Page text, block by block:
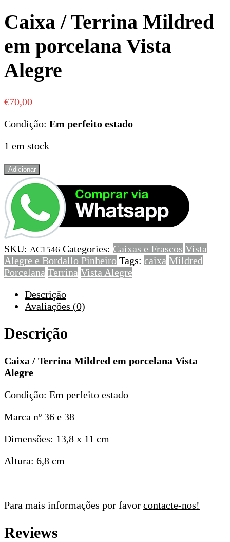
Caixa / Terrina Mildred
em porcelana Vista
Alegre
€70,00
Condição: Em perfeito estado
1 em stock
Quantidade
Caixa
/
Terrina
Mildred
em
porcelana
Vista
Alegre
Adicionar
SKU: AC1546 Categories: Caixas e Frascos Vista
Alegre e Bordallo Pinheiro Tags: caixa Mildred
Porcelana Terrina Vista Alegre
Descrição
Avaliações (0)
Descrição
Caixa / Terrina Mildred em porcelana Vista
Alegre
Condição: Em perfeito estado
Marca nº 36 e 38
Dimensões: 13,8 x 11 cm
Altura: 6,8 cm
Para mais informações por favor contacte-nos!
Reviews